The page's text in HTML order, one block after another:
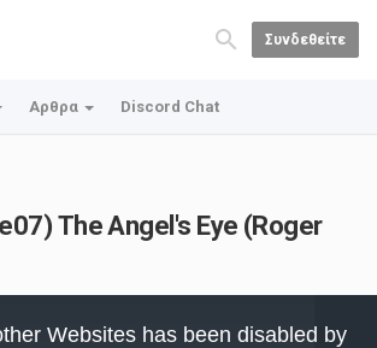
Συνδεθείτε
Αρθρα Discord Chat
The Angel's Eye (Roger
Websites has been disabled by